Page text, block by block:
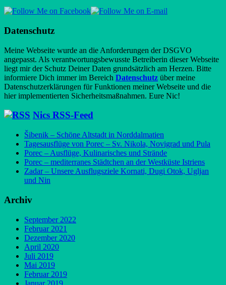
Datenschutz
Meine Webseite wurde an die Anforderungen der DSGVO
angepasst. Als verantwortungsbewusste Betreiberin dieser Webseite
liegt mir der Schutz Deiner Daten grundsätzlich am Herzen. Bitte
informiere Dich immer im Bereich Datenschutz über meine
Datenschutzerklärungen für Funktionen meiner Webseite und die
hier implementierten Sicherheitsmaßnahmen. Eure Nic!
Nics RSS-Feed
Šibenik – Schöne Altstadt in Norddalmatien
Tagesausflüge von Porec – Sv. Nikola, Novigrad und Pula
Porec – Ausflüge, Kulinarisches und Strände
Porec – mediterranes Städtchen an der Westküste Istriens
Zadar – Unsere Ausflugsziele Kornati, Dugi Otok, Ugljan
und Nin
Archiv
September 2022
Februar 2021
Dezember 2020
April 2020
Juli 2019
Mai 2019
Februar 2019
Januar 2019